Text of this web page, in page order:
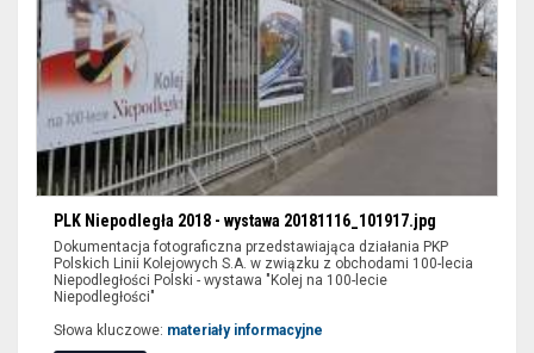
wybrać
przycisk
filtruj.
PLK Niepodległa 2018 - wystawa 20181116_101917.jpg
Dokumentacja fotograficzna przedstawiająca działania PKP
Polskich Linii Kolejowych S.A. w związku z obchodami 100-lecia
Niepodległości Polski - wystawa "Kolej na 100-lecie
Niepodległości"
Słowa kluczowe: materiały informacyjne